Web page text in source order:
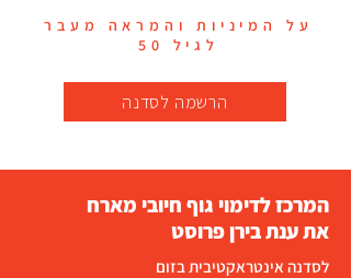
על המיניות והמראה מעבר
לגיל 50
הרשמה לסדנה
המרכז לדימוי גוף חיובי מארח
את ענת בירן פרוסט
לסדנה אינטראקטיבית בזום